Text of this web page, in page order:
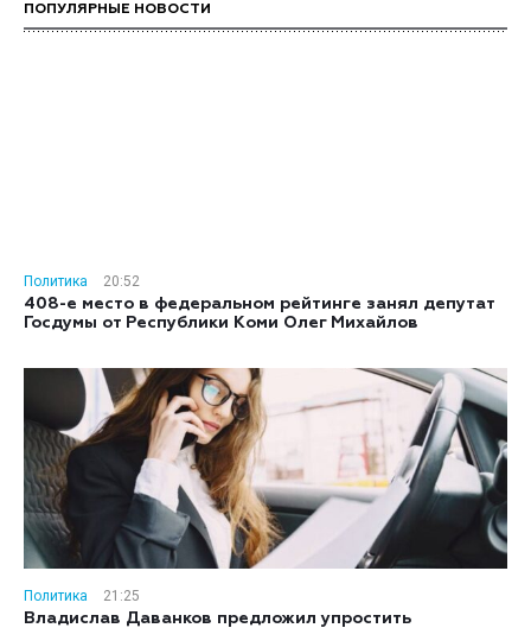
ПОПУЛЯРНЫЕ НОВОСТИ
Политика
20:52
408-е место в федеральном рейтинге занял депутат
Госдумы от Республики Коми Олег Михайлов
Политика
21:25
Владислав Даванков предложил упростить